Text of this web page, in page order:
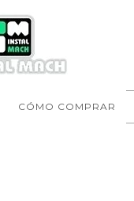
CÓMO COMPRAR